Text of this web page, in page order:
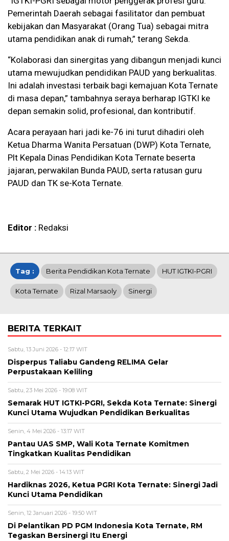
Pemerintah Daerah sebagai fasilitator dan pembuat
kebijakan dan Masyarakat (Orang Tua) sebagai mitra
utama pendidikan anak di rumah,” terang Sekda.
“Kolaborasi dan sinergitas yang dibangun menjadi kunci
utama mewujudkan pendidikan PAUD yang berkualitas.
Ini adalah investasi terbaik bagi kemajuan Kota Ternate
di masa depan,” tambahnya seraya berharap IGTKI ke
depan semakin solid, profesional, dan kontributif.
Acara perayaan hari jadi ke-76 ini turut dihadiri oleh
Ketua Dharma Wanita Persatuan (DWP) Kota Ternate,
Plt Kepala Dinas Pendidikan Kota Ternate beserta
jajaran, perwakilan Bunda PAUD, serta ratusan guru
PAUD dan TK se-Kota Ternate.
Editor : Redaksi
Tag : Berita Pendidikan Kota Ternate HUT IGTKI-PGRI
Kota Ternate Rizal Marsaoly Sinergi
BERITA TERKAIT
Sabtu, 13 Juni 2026 - 12:17 WIT
Disperpus Taliabu Gandeng RELIMA Gelar
Perpustakaan Keliling
Sabtu, 23 Mei 2026 - 19:08 WIT
Semarak HUT IGTKI-PGRI, Sekda Kota Ternate: Sinergi
Kunci Utama Wujudkan Pendidikan Berkualitas
Senin, 4 Mei 2026 - 13:17 WIT
Pantau UAS SMP, Wali Kota Ternate Komitmen
Tingkatkan Kualitas Pendidikan
Sabtu, 2 Mei 2026 - 14:13 WIT
Hardiknas 2026, Ketua PGRI Kota Ternate: Sinergi Jadi
Kunci Utama Pendidikan
Senin, 12 Januari 2026 - 19:50 WIT
Di Pelantikan PD PGM Indonesia Kota Ternate, RM
Tegaskan Bersinergi Itu Energi